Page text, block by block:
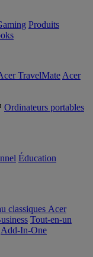
Produits
TravelMate Acer
Ordinateurs portables
Éducation
classiques Acer
Tout-en-un
Add-In-One